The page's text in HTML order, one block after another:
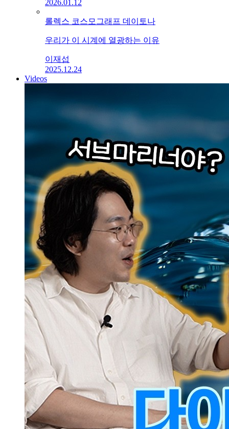
2026.01.12
롤렉스 코스모그래프 데이토나
우리가 이 시계에 열광하는 이유
이재섭
2025.12.24
Videos